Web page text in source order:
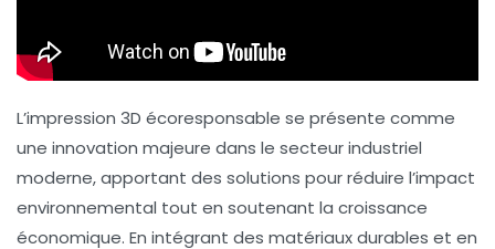
L’impression 3D écoresponsable se présente comme
une innovation majeure dans le secteur industriel
moderne, apportant des solutions pour réduire l’impact
environnemental tout en soutenant la croissance
économique. En intégrant des matériaux durables et en